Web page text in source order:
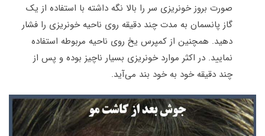
صورت بروز خونریزی سر را بالا نگه داشته با استفاده از یک
گاز پانسمان به مدت چند دقیقه روی ناحیه خونریزی را فشار
دهید. همچنین از کمپرس یخ روی ناحیه مربوطه استفاده
نمایید. در اکثر موارد خونریزی بسیار ناچیز بوده و پس از
چند دقیقه خود به خود بند می‌آید.